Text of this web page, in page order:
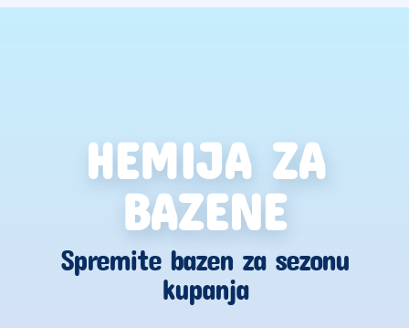
HEMIJA ZA
BAZENE
Spremite bazen za sezonu
kupanja